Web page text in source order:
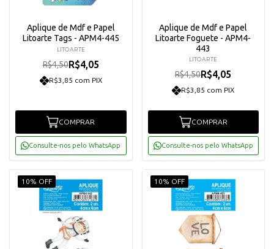
Aplique de Mdf e Papel
Litoarte Tags - APM4-445
LITOARTE
R$4,50R$4,05
R$3,85 com PIX
COMPRAR
Consulte-nos pelo WhatsApp
Aplique de Mdf e Papel
Litoarte Foguete - APM4-
443
LITOARTE
R$4,50R$4,05
R$3,85 com PIX
COMPRAR
Consulte-nos pelo WhatsApp
10% OFF 10% OFF